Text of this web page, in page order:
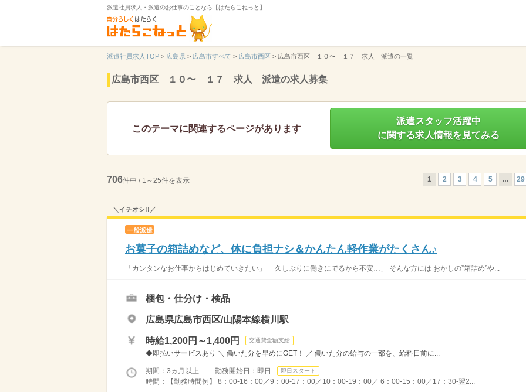
派遣社員求人・派遣のお仕事のことなら【はたらこねっと】
派遣社員求人TOP > 広島県 > 広島市すべて > 広島市西区 > 広島市西区 １０〜 １７ 求人 派遣の一覧
広島市西区 １０〜 １７ 求人 派遣の求人募集
このテーマに関連するページがあります
派遣スタッフ活躍中
に関する求人情報を見てみる
706件中 / 1～25件を表示 1 2 3 4 5 … 29
＼イチオシ!!／
一般派遣
お菓子の箱詰めなど、体に負担ナシ＆かんたん軽作業がたくさん♪
「カンタンなお仕事からはじめていきたい」 「久しぶりに働きにでるから不安…」 そんな方には おかしの”箱詰め”や...
梱包・仕分け・検品
広島県広島市西区/山陽本線横川駅
時給1,200円～1,400円 交通費全額支給
◆即払いサービスあり ＼ 働いた分を早めにGET！ ／ 働いた分の給与の一部を、給料日前に...
期間：3ヵ月以上 勤務開始日：即日 即日スタート
時間：【勤務時間例】 8：00-16：00／9：00-17：00／10：00-19：00／ 6：00-15：00／17：30-翌2...